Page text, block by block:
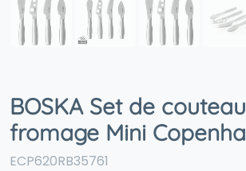
BOSKA Set de
fromage Mini
ECP620RB35761